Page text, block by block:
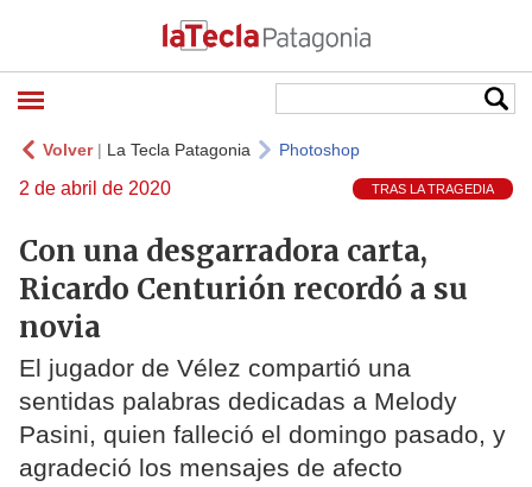
Volver| La Tecla Patagonia Photoshop
2 de abril de 2020 TRAS LA TRAGEDIA
Con una desgarradora carta,
Ricardo Centurión recordó a su
novia
El jugador de Vélez compartió una
sentidas palabras dedicadas a Melody
Pasini, quien falleció el domingo pasado, y
agradeció los mensajes de afecto